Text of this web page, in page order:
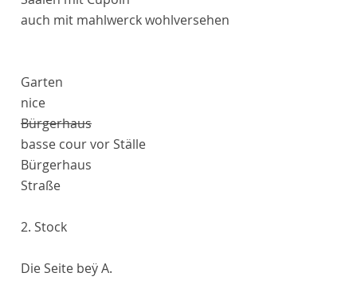
auch mit mahlwerck wohlversehen
Garten
nice
Bürgerhaus
basse courvor Ställe
Bürgerhaus
Straße
2. Stock
Die Seite beÿA.